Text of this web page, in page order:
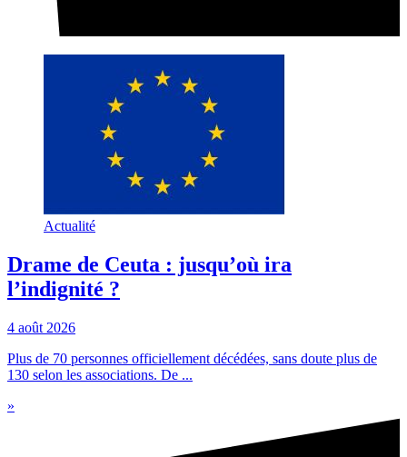
Actualité
Drame de Ceuta : jusqu’où ira
l’indignité ?
4 août 2026
Plus de 70 personnes officiellement décédées, sans doute plus de
130 selon les associations. De ...
»